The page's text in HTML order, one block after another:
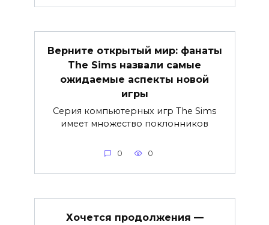
Верните открытый мир: фанаты
The Sims назвали самые
ожидаемые аспекты новой
игры
Серия компьютерных игр The Sims
имеет множество поклонников
0 0
Хочется продолжения —